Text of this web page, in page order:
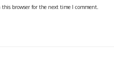
browser for the next time I comment.